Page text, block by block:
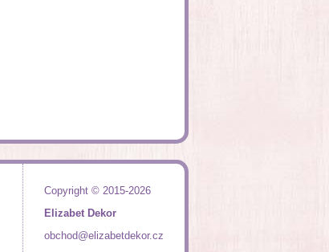
Copyright © 2015-2026
Elizabet Dekor
obchod@elizabetdekor.cz